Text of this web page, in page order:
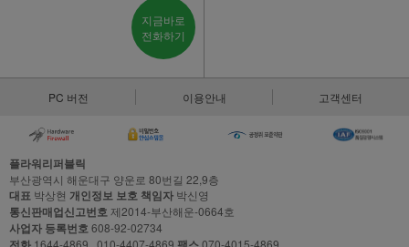
지금바로
전화하기
PC 버전 이용안내 고객센터
플라워리퍼블릭
부산광역시 해운대구 양운로 80번길 22,9층
대표 박상현 개인정보 보호 책임자 박신영
통신판매업신고번호제2014-부산해운-0664호
사업자 등록번호608-92-02734